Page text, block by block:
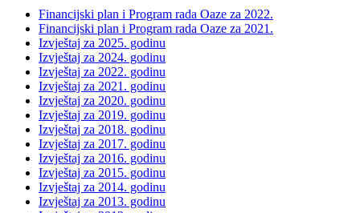
Financijski plan i Program rada Oaze za 2022.
Financijski plan i Program rada Oaze za 2021.
Izvještaj za 2025. godinu
Izvještaj za 2024. godinu
Izvještaj za 2022. godinu
Izvještaj za 2021. godinu
Izvještaj za 2020. godinu
Izvještaj za 2019. godinu
Izvještaj za 2018. godinu
Izvještaj za 2017. godinu
Izvještaj za 2016. godinu
Izvještaj za 2015. godinu
Izvještaj za 2014. godinu
Izvještaj za 2013. godinu